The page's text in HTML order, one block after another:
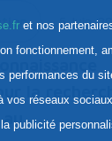
5 Juin.
la
au…
et nos
fonctionnement,
performances du
vos réseaux
publicité